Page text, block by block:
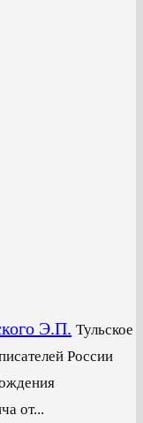
Э.П. Тульское
России
от...